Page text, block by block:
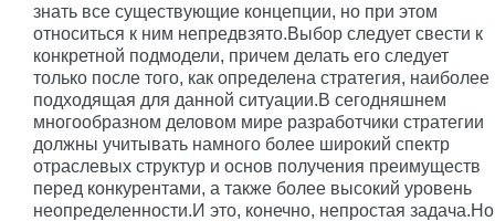
знать все существующие концепции, но при этом
относиться к ним непредвзято.Выбор следует свести к
конкретной подмодели, причем делать его следует
только после того, как определена стратегия, наиболее
подходящая для данной ситуации.В сегодняшнем
многообразном деловом мире разработчики стратегии
должны учитывать намного более широкий спектр
отраслевых структур и основ получения преимуществ
перед конкурентами, а также более высокий уровень
неопределенности.И это, конечно, непростая задача.Но